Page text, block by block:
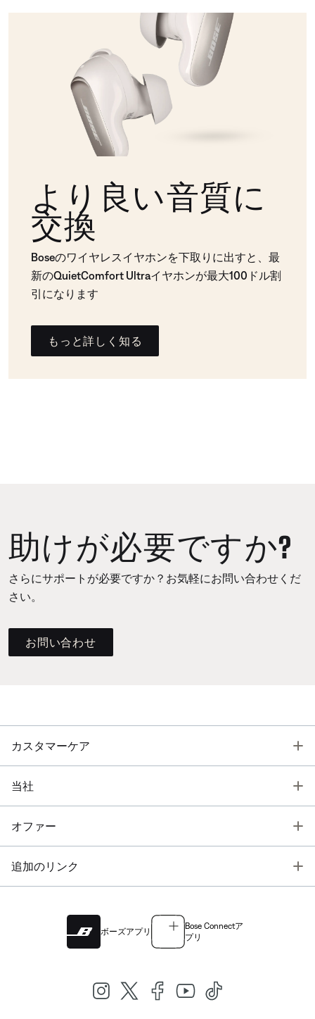
より良い音質に
交換
Boseのワイヤレスイヤホンを下取りに出すと、最
新のQuietComfort Ultraイヤホンが最大100ドル割
引になります
もっと詳しく知る
助けが必要ですか?
さらにサポートが必要ですか？お気軽にお問い合わせくだ
さい。
お問い合わせ
カスタマーケア
当社
オファー
追加のリンク
ボーズアプリ
Bose Connectア
プリ